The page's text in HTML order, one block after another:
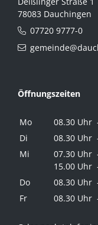
78083 Dauchingen
07720 9777-0
Öffnungszeiten
Mo
08.30 Uhr
Di
08.30 Uhr
Mi
07.30 Uhr
15.00 Uhr
Do
08.30 Uhr
Fr
08.30 Uhr